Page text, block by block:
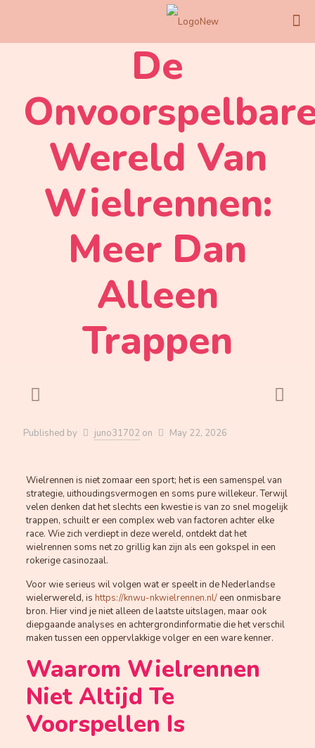
De
Wereld Van
Wielrennen:
Meer Dan
Alleen
Trappen
Published by juno31702 on May 22, 2026
Wielrennen is niet zomaar een sport; het is een samenspel van
strategie, uithoudingsvermogen en soms pure willekeur. Terwijl
velen denken dat het slechts een kwestie is van zo snel mogelijk
trappen, schuilt er een complex web van factoren achter elke
race. Wie zich verdiept in deze wereld, ontdekt dat het
wielrennen soms net zo grillig kan zijn als een gokspel in een
rokerige casinozaal.
Voor wie serieus wil volgen wat er speelt in de Nederlandse
wielerwereld, is https://knwu-nkwielrennen.nl/een onmisbare
bron. Hier vind je niet alleen de laatste uitslagen, maar ook
diepgaande analyses en achtergrondinformatie die het verschil
maken tussen een oppervlakkige volger en een ware kenner.
Waarom Wielrennen
Niet Altijd Te
Voorspellen Is